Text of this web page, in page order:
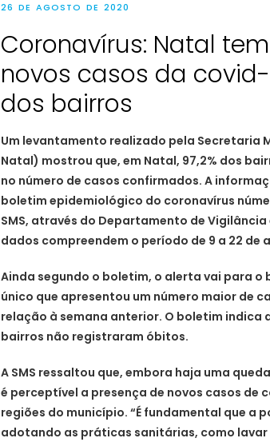
26 DE AGOSTO DE 2020
Coronavírus: Natal
novos casos da covid-
dos bairros
Um levantamento realizado pela Secretaria
Natal) mostrou que, em Natal, 97,2% dos
no número de casos confirmados. A
boletim epidemiológico do coronavírus
SMS, através do Departamento de Vigilância
dados compreendem o período de 9 a 22 de
Ainda segundo o boletim, o alerta vai para o
único que apresentou um número maior de
relação à semana anterior. O boletim indica
bairros não registraram óbitos.
A SMS ressaltou que, embora haja uma
é perceptível a presença de novos casos de
regiões do município. “É fundamental que a
adotando as práticas sanitárias, como lavar